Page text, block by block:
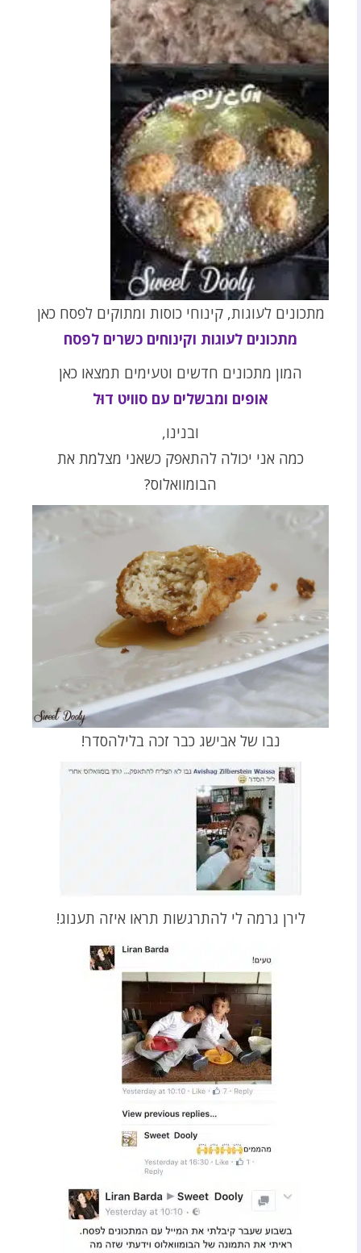
מתכונים לעוגות, קינוחי כוסות ומתוקים לפסח כאן
מתכונים לעוגות וקינוחים כשרים לפסח
המון מתכונים חדשים וטעימים תמצאו כאן
אופים ומבשלים עם סוויט דוּל
ובנינו,
כמה אני יכולה להתאפק כשאני מצלמת את
הבומוואלוס?
נבו של אבישג כבר זכה בלילהסדר!
לירן גרמה לי להתרגשות תראו איזה תענוג!